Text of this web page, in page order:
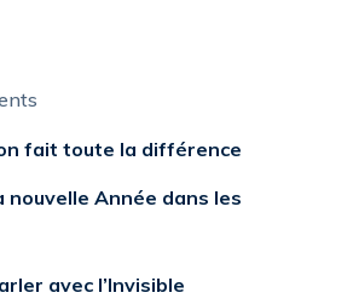
fait toute la différence
nouvelle Année dans les
avec l’Invisible